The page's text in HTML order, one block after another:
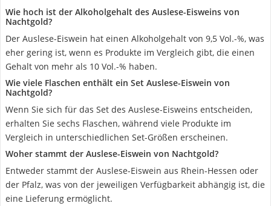
Wie hoch ist der Alkoholgehalt des Auslese-Eisweins von
Nachtgold?
Der Auslese-Eiswein hat einen Alkoholgehalt von 9,5 Vol.-%, was
eher gering ist, wenn es Produkte im Vergleich gibt, die einen
Gehalt von mehr als 10 Vol.-% haben.
Wie viele Flaschen enthält ein Set Auslese-Eiswein von
Nachtgold?
Wenn Sie sich für das Set des Auslese-Eisweins entscheiden,
erhalten Sie sechs Flaschen, während viele Produkte im
Vergleich in unterschiedlichen Set-Größen erscheinen.
Woher stammt der Auslese-Eiswein von Nachtgold?
Entweder stammt der Auslese-Eiswein aus Rhein-Hessen oder
der Pfalz, was von der jeweiligen Verfügbarkeit abhängig ist, die
eine Lieferung ermöglicht.